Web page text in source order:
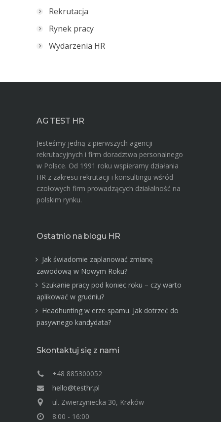
Rekrutacja
Rynek pracy
Wydarzenia HR
AG TEST HR
Jesteśmy jedną z pierwszych agencji
rekrutacyjnych i firm doradztwa personalnego
w Polsce. Od 1991 roku wspieramy działania
HR z zakresu rekrutacji i konsultingu wśród
czołowych firm prowadzących działalność na
polskim rynku.
Ostatnio na blogu HR
Jak świadomie zaplanować zmianę
zawodową w Nowym Roku?
Szukanie pracy pod koniec roku – czy warto
aplikować w grudniu?
Headhunting w erze spamu. Jak dotrzeć do
pasywnego kandydata?
Skontaktuj się z nami
+48 885300052
hello@testhr.pl
ul. Zwierzyniecka 30, Kraków
8:00 - 16:00